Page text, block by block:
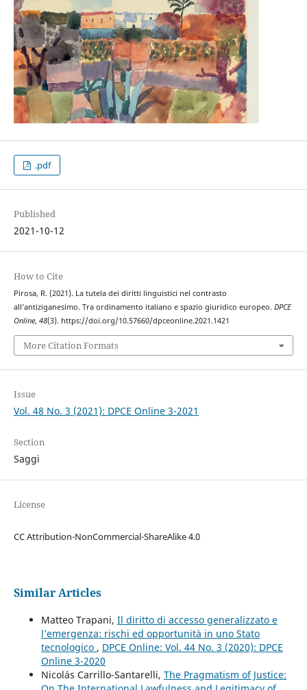
.pdf
Published
2021-10-12
How to Cite
Pirosa, R. (2021). La tutela dei diritti linguistici nel contrasto
all’antiziganesimo. Tra ordinamento italiano e spazio giuridico europeo. DPCE
Online, 48(3). https://doi.org/10.57660/dpceonline.2021.1421
More Citation Formats
Issue
Vol. 48 No. 3 (2021): DPCE Online 3-2021
Section
Saggi
License
CC Attribution-NonCommercial-ShareAlike 4.0
Similar Articles
Matteo Trapani, Il diritto di accesso generalizzato e
l’emergenza: rischi ed opportunità in uno Stato
tecnologico , DPCE Online: Vol. 44 No. 3 (2020): DPCE
Online 3-2020
Nicolás Carrillo-Santarelli, The Pragmatism of Justice: